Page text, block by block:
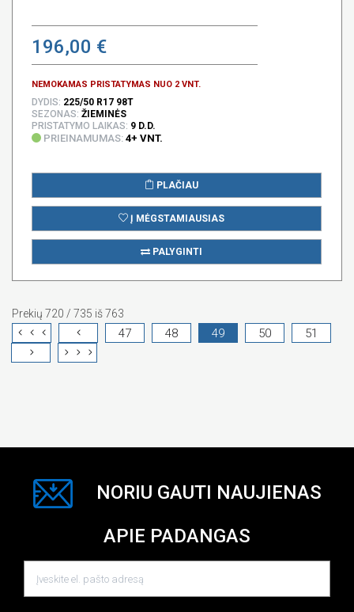
196,00 €
NEMOKAMAS PRISTATYMAS NUO 2 VNT.
DYDIS: 225/50 R17 98T
SEZONAS: ŽIEMINĖS
PRISTATYMO LAIKAS: 9 D.D.
PRIEINAMUMAS: 4+ VNT.
PLAČIAU
Į MĖGSTAMIAUSIAS
PALYGINTI
Prekių 720 / 735 iš 763
47 48 49 50 51
NORIU GAUTI NAUJIENAS
APIE PADANGAS